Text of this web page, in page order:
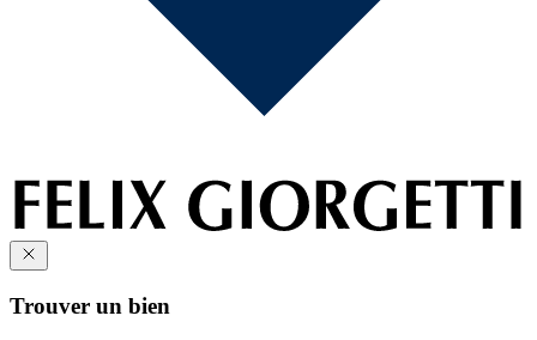
Trouver un bien